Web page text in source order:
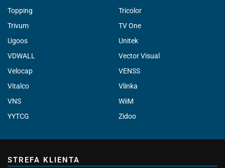
Topping
Tricolor
Trivum
TV One
Ugoos
Unitek
VDWALL
Vector Visual
Velocap
VENSS
Vitalco
Vlinka
VNS
WiiM
YYTCG
Zidoo
STREFA KLIENTA